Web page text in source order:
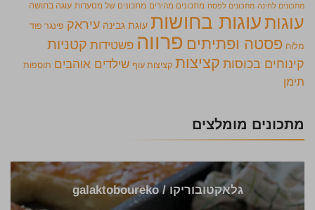
מתכונים לחינה מתכונים לפסח מתכונים מהירים מתכונים של מסעדות עוגה בחושה
עוגותעוגות בחושות עוגת גבינה עיראק פינגר פוד
מלוח פסטה ופתיתים פרווה פשטידות קטניות
קינוחים בכוסות קציצות קציצות עוף שילדים אוהבים תוספות
תימן
מתכונים מומלצים
גלאקטובוריקו / galaktoboureko